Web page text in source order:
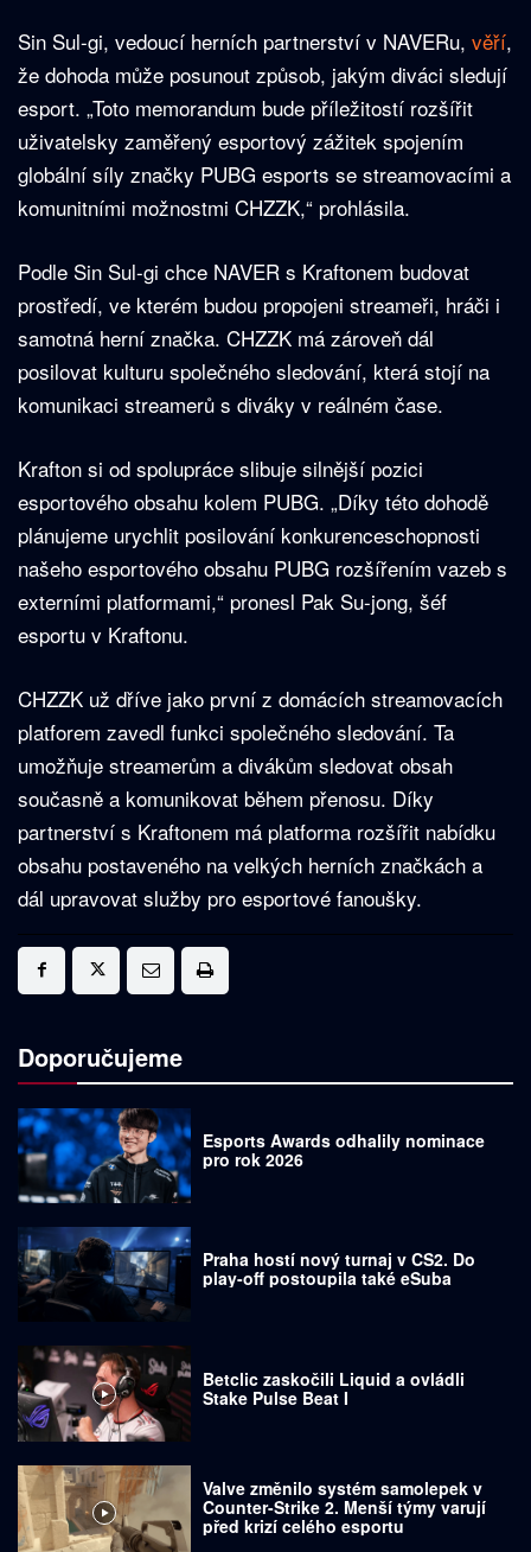
Sin Sul-gi, vedoucí herních partnerství v NAVERu, věří,
že dohoda může posunout způsob, jakým diváci sledují
esport. „Toto memorandum bude příležitostí rozšířit
uživatelsky zaměřený esportový zážitek spojením
globální síly značky PUBG esports se streamovacími a
komunitními možnostmi CHZZK,“ prohlásila.
Podle Sin Sul-gi chce NAVER s Kraftonem budovat
prostředí, ve kterém budou propojeni streameři, hráči i
samotná herní značka. CHZZK má zároveň dál
posilovat kulturu společného sledování, která stojí na
komunikaci streamerů s diváky v reálném čase.
Krafton si od spolupráce slibuje silnější pozici
esportového obsahu kolem PUBG. „Díky této dohodě
plánujeme urychlit posilování konkurenceschopnosti
našeho esportového obsahu PUBG rozšířením vazeb s
externími platformami,“ pronesl Pak Su-jong, šéf
esportu v Kraftonu.
CHZZK už dříve jako první z domácích streamovacích
platforem zavedl funkci společného sledování. Ta
umožňuje streamerům a divákům sledovat obsah
současně a komunikovat během přenosu. Díky
partnerství s Kraftonem má platforma rozšířit nabídku
obsahu postaveného na velkých herních značkách a
dál upravovat služby pro esportové fanoušky.
Doporučujeme
Esports Awards odhalily nominace
pro rok 2026
Praha hostí nový turnaj v CS2. Do
play-off postoupila také eSuba
Betclic zaskočili Liquid a ovládli
Stake Pulse Beat I
Valve změnilo systém samolepek v
Counter-Strike 2. Menší týmy varují
před krizí celého esportu